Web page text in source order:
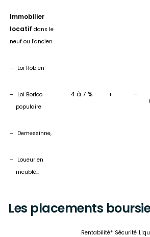
Immobilier
locatif dans le
neuf ou l’ancien
– Loi Robien
– Loi Borloo
populaire
– Demessinne,
– Loueur en
meublé…
4 à 7 % + –
Les placements
Rentabilité* Sécurité